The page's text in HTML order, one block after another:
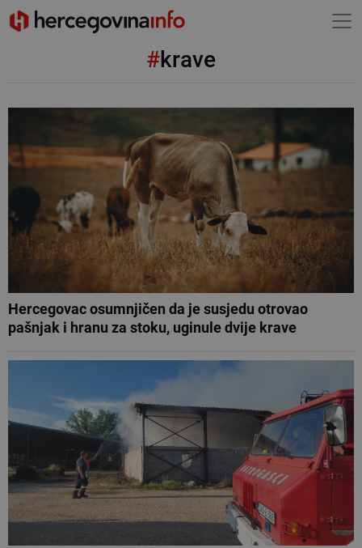
#krave
Hercegovac osumnjičen da je susjedu otrovao
pašnjak i hranu za stoku, uginule dvije krave